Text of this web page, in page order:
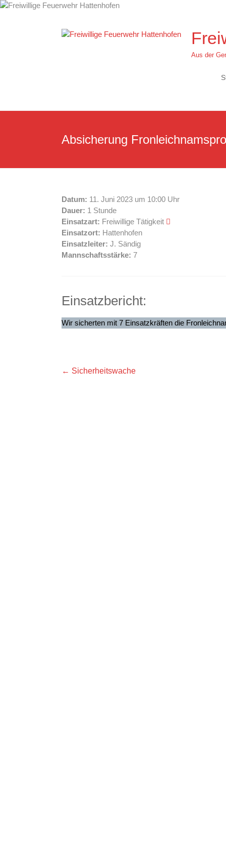
Zum
Aus der
Absicherung
Datum: 11. Juni 2023 um 10:00 Uhr
Dauer: 1 Stunde
Einsatzart: Freiwillige Tätigkeit
Einsatzort: Hattenhofen
Einsatzleiter: J. Sändig
Mannschaftsstärke: 7
Einsatzbericht:
Wir sicherten mit 7 Einsatzkräften die
← Sicherheitswache